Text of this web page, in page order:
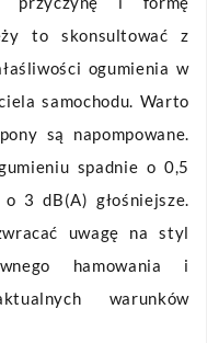
to skonsultować z
ogumienia w
samochodu. Warto
są napompowane.
spadnie o 0,5
3 dB(A) głośniejsze.
uwagę na styl
hamowania i
warunków